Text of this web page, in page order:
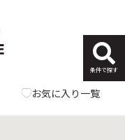
お気に入り一覧
条件で探す